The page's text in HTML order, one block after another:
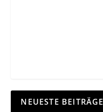
NEUESTE BEITRÄGE